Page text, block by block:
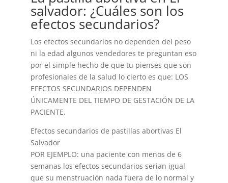
salvador: ¿Cuáles son los
efectos secundarios?
Los efectos secundarios no dependen del peso
ni la edad algunos vendedores te preguntan eso
por el simple hecho de que tu pienses que son
profesionales de la salud lo cierto es que: LOS
EFECTOS SECUNDARIOS DEPENDEN
ÚNICAMENTE DEL TIEMPO DE GESTACIÓN DE LA
PACIENTE.
Efectos secundarios de pastillas abortivas El
Salvador
POR EJEMPLO: una paciente con menos de 6
semanas los efectos secundarios serian igual
que su menstruación nada fuera de lo normal y